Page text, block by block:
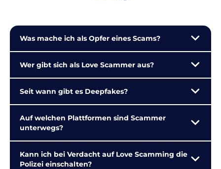
Was mache ich als Opfer eines Scams?
Wer gibt sich als Love Scammer aus?
Seit wann gibt es Deepfakes?
Auf welchen Plattformen sind Scammer
unterwegs?
Kann ich bei Verdacht auf Love Scamming die
Polizei einschalten?